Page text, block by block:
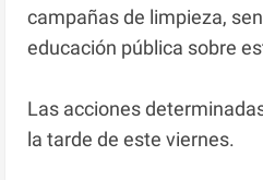
campañas de limpieza,
educación pública sobre
Las acciones
la tarde de este viernes.